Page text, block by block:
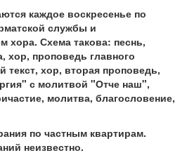
каждое воскресенье по
службы и
хора. Схема такова: песнь,
хор, проповедь главного
текст, хор, вторая проповедь,
с молитвой "Отче наш",
молитва, благословение,
по частным квартирам.
неизвестно.